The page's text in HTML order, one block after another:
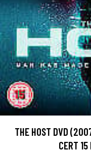
THE HOST DVD
CERT